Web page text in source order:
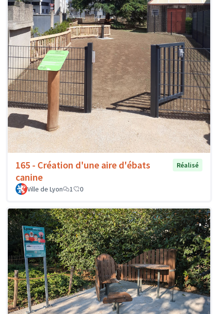
165 - Création d'une aire d'ébats
canine
Réalisé
Ville de Lyon 1 0